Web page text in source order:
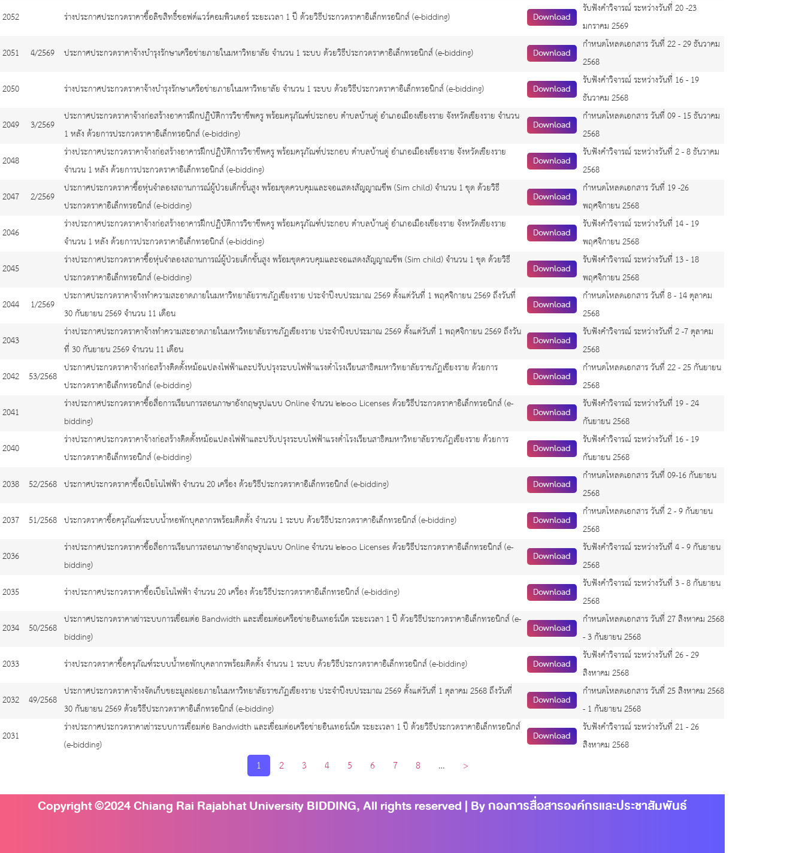
2052
ร่างประกาศประกวดราคาซื้อลิขสิทธิ์ซอฟต์แวร์คอมพิวเตอร์ ระยะเวลา 1 ปี ด้วยวิธีประกวดราคาอิเล็กทรอนิกส์ (e-bidding) Download
รับฟังคำวิจารณ์ ระหว่างวันที่ 20 -23
มกราคม 2569
2051
4/2569 ประกาศประกวดราคาจ้างบำรุงรักษาเครือข่ายภายในมหาวิทยาลัย จำนวน 1 ระบบ ด้วยวิธีประกวดราคาอิเล็กทรอนิกส์ (e-bidding) Download
กำหนดโหลดเอกสาร วันที่ 22 - 29 ธันวาคม
2568
2050
ร่างประกาศประกวดราคาจ้างบำรุงรักษาเครือข่ายภายในมหาวิทยาลัย จำนวน 1 ระบบ ด้วยวิธีประกวดราคาอิเล็กทรอนิกส์ (e-bidding) Download
รับฟังคำวิจารณ์ ระหว่างวันที่ 16 - 19
ธันวาคม 2568
2049
3/2569
ประกาศประกวดราคาจ้างก่อสร้างอาคารฝึกปฏิบัติการวิชาชีพครู พร้อมครุภัณฑ์ประกอบ ตำบลบ้านดู่ อำเภอเมืองเชียงราย จังหวัดเชียงราย จำนวน
1 หลัง ด้วยการประกวดราคาอิเล็กทรอนิกส์ (e-bidding)
Download
กำหนดโหลดเอกสาร วันที่ 09 - 15 ธันวาคม
2568
2048
ร่างประกาศประกวดราคาจ้างก่อสร้างอาคารฝึกปฏิบัติการวิชาชีพครู พร้อมครุภัณฑ์ประกอบ ตำบลบ้านดู่ อำเภอเมืองเชียงราย จังหวัดเชียงราย
จำนวน 1 หลัง ด้วยการประกวดราคาอิเล็กทรอนิกส์ (e-bidding)
Download
รับฟังคำวิจารณ์ ระหว่างวันที่ 2 - 8 ธันวาคม
2568
2047
2/2569
ประกาศประกวดราคาซื้อหุ่นจำลองสถานการณ์ผู้ป่วยเด็กขั้นสูง พร้อมชุดควบคุมและจอแสดงสัญญาณชีพ (Sim child) จำนวน 1 ชุด ด้วยวิธี
ประกวดราคาอิเล็กทรอนิกส์ (e-bidding)
Download
กำหนดโหลดเอกสาร วันที่ 19 -26
พฤศจิกายน 2568
2046
ร่างประกาศประกวดราคาจ้างก่อสร้างอาคารฝึกปฏิบัติการวิชาชีพครู พร้อมครุภัณฑ์ประกอบ ตำบลบ้านดู่ อำเภอเมืองเชียงราย จังหวัดเชียงราย
จำนวน 1 หลัง ด้วยการประกวดราคาอิเล็กทรอนิกส์ (e-bidding)
Download
รับฟังคำวิจารณ์ ระหว่างวันที่ 14 - 19
พฤศจิกายน 2568
2045
ร่างประกาศประกวดราคาซื้อหุ่นจำลองสถานการณ์ผู้ป่วยเด็กขั้นสูง พร้อมชุดควบคุมและจอแสดงสัญญาณชีพ (Sim child) จำนวน 1 ชุด ด้วยวิธี
ประกวดราคาอิเล็กทรอนิกส์ (e-bidding)
Download
รับฟังคำวิจารณ์ ระหว่างวันที่ 13 - 18
พฤศจิกายน 2568
2044
1/2569
ประกาศประกวดราคาจ้างทำความสะอาดภายในมหาวิทยาลัยราชภัฏเชียงราย ประจำปีงบประมาณ 2569 ตั้งแต่วันที่ 1 พฤศจิกายน 2569 ถึงวันที่
30 กันยายน 2569 จำนวน 11 เดือน
Download
กำหนดโหลดเอกสาร วันที่ 8 - 14 ตุลาคม
2568
2043
ร่างประกาศประกวดราคาจ้างทำความสะอาดภายในมหาวิทยาลัยราชภัฏเชียงราย ประจำปีงบประมาณ 2569 ตั้งแต่วันที่ 1 พฤศจิกายน 2569 ถึงวัน
ที่ 30 กันยายน 2569 จำนวน 11 เดือน
Download
รับฟังคำวิจารณ์ ระหว่างวันที่ 2 -7 ตุลาคม
2568
2042
53/2568
ประกาศประกวดราคาจ้างก่อสร้างติดตั้งหม้อแปลงไฟฟ้าและปรับปรุงระบบไฟฟ้าแรงต่ำโรงเรียนสาธิตมหาวิทยาลัยราชภัฏเชียงราย ด้วยการ
ประกวดราคาอิเล็กทรอนิกส์ (e-bidding)
Download
กำหนดโหลดเอกสาร วันที่ 22 - 25 กันยายน
2568
2041
ร่างประกาศประกวดราคาซื้อสื่อการเรียนการสอนภาษาอังกฤษรูปแบบ Online จำนวน ๒๒๐๐ Licenses ด้วยวิธีประกวดราคาอิเล็กทรอนิกส์ (e-
bidding)
Download
รับฟังคำวิจารณ์ ระหว่างวันที่ 19 - 24
กันยายน 2568
2040
ร่างประกาศประกวดราคาจ้างก่อสร้างติดตั้งหม้อแปลงไฟฟ้าและปรับปรุงระบบไฟฟ้าแรงต่ำโรงเรียนสาธิตมหาวิทยาลัยราชภัฏเชียงราย ด้วยการ
ประกวดราคาอิเล็กทรอนิกส์ (e-bidding)
Download
รับฟังคำวิจารณ์ ระหว่างวันที่ 16 - 19
กันยายน 2568
2038
52/2568 ประกาศประกวดราคาซื้อเปียโนไฟฟ้า จำนวน 20 เครื่อง ด้วยวิธีประกวดราคาอิเล็กทรอนิกส์ (e-bidding) Download
กำหนดโหลดเอกสาร วันที่ 09-16 กันยายน
2568
2037
51/2568 ประกวดราคาซื้อครุภัณฑ์ระบบน้ำหอพักบุคลากรพร้อมติดตั้ง จำนวน 1 ระบบ ด้วยวิธีประกวดราคาอิเล็กทรอนิกส์ (e-bidding) Download
กำหนดโหลดเอกสาร วันที่ 2 - 9 กันยายน
2568
2036
ร่างประกาศประกวดราคาซื้อสื่อการเรียนการสอนภาษาอังกฤษรูปแบบ Online จำนวน ๒๒๐๐ Licenses ด้วยวิธีประกวดราคาอิเล็กทรอนิกส์ (e-
bidding)
Download
รับฟังคำวิจารณ์ ระหว่างวันที่ 4 - 9 กันยายน
2568
2035
ร่างประกาศประกวดราคาซื้อเปียโนไฟฟ้า จำนวน 20 เครื่อง ด้วยวิธีประกวดราคาอิเล็กทรอนิกส์ (e-bidding) Download
รับฟังคำวิจารณ์ ระหว่างวันที่ 3 - 8 กันยายน
2568
2034
50/2568
ประกาศประกวดราคาเช่าระบบการเชื่อมต่อ Bandwidth และเชื่อมต่อเครือข่ายอินเทอร์เน็ต ระยะเวลา 1 ปี ด้วยวิธีประกวดราคาอิเล็กทรอนิกส์ (e-
bidding)
Download
กำหนดโหลดเอกสาร วันที่ 27 สิงหาคม 2568
- 3 กันยายน 2568
2033
ร่างประกวดราคาซื้อครุภัณฑ์ระบบน้ำหอพักบุคลากรพร้อมติดตั้ง จำนวน 1 ระบบ ด้วยวิธีประกวดราคาอิเล็กทรอนิกส์ (e-bidding) Download
รับฟังคำวิจารณ์ ระหว่างวันที่ 26 - 29
สิงหาคม 2568
2032
49/2568
ประกาศประกวดราคาจ้างจัดเก็บขยะมูลฝอยภายในมหาวิทยาลัยราชภัฏเชียงราย ประจำปีงบประมาณ 2569 ตั้งแต่วันที่ 1 ตุลาคม 2568 ถึงวันที่
30 กันยายน 2569 ด้วยวิธีประกวดราคาอิเล็กทรอนิกส์ (e-bidding)
Download
กำหนดโหลดเอกสาร วันที่ 25 สิงหาคม 2568
- 1 กันยายน 2568
2031
ร่างประกาศประกวดราคาเช่าระบบการเชื่อมต่อ Bandwidth และเชื่อมต่อเครือข่ายอินเทอร์เน็ต ระยะเวลา 1 ปี ด้วยวิธีประกวดราคาอิเล็กทรอนิกส์
(e-bidding)
Download
รับฟังคำวิจารณ์ ระหว่างวันที่ 21 - 26
สิงหาคม 2568
1 2 3 4 5 6 7 8 … >
Copyright ©2024 Chiang Rai Rajabhat University BIDDING, All rights reserved | By กองการสื่อสารองค์กรและประชาสัมพันธ์